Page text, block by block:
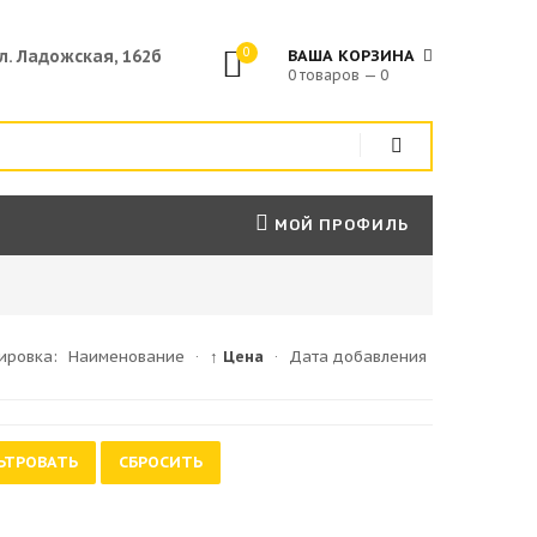
Ладожская, 162б 0 ВАША КОРЗИНА
0 товаров — 0
МОЙ ПРОФИЛЬ
Наименование · ↑ Цена · Дата добавления
СБРОСИТЬ